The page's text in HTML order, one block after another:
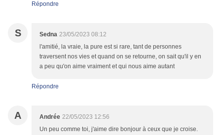
Répondre
S Sedna 23/05/2023 08:12
l'amitié, la vraie, la pure est si rare, tant de personnes
traversent nos vies et quand on se retourne, on sait qu'il y en
a peu qu'on aime vraiment et qui nous aime autant
Répondre
A Andrée 22/05/2023 12:56
Un peu comme toi, j'aime dire bonjour à ceux que je croise.